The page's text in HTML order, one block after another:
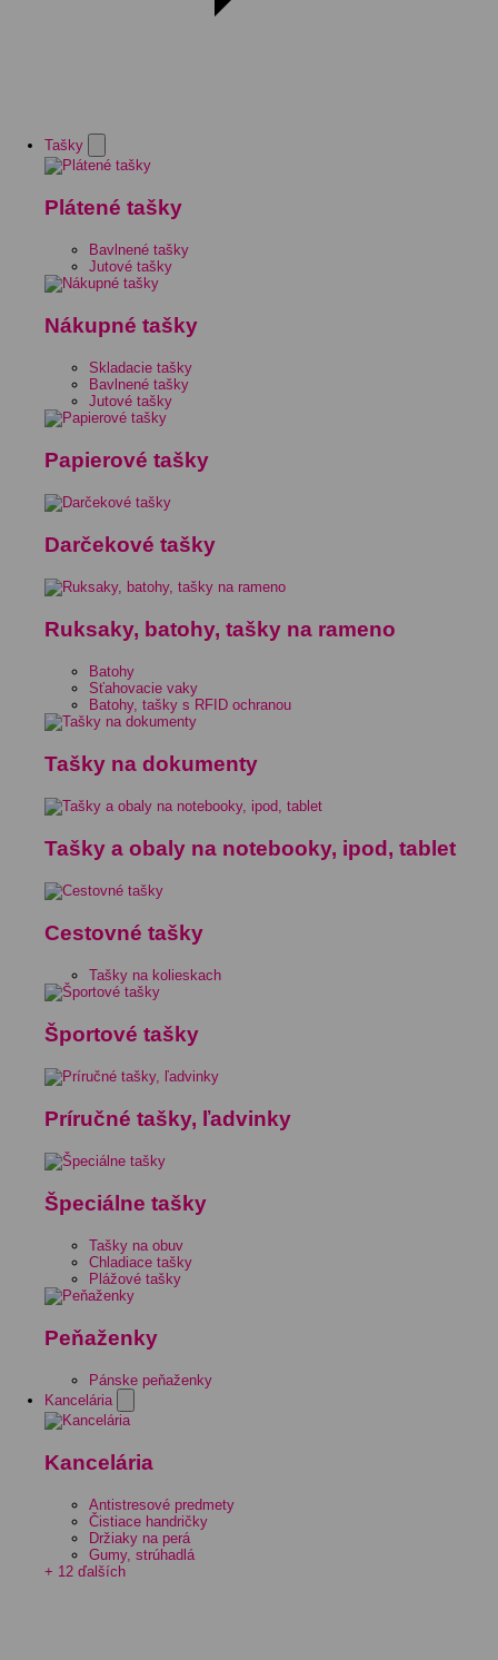
Tašky
Plátené tašky
Bavlnené tašky
Jutové tašky
Nákupné tašky
Skladacie tašky
Bavlnené tašky
Jutové tašky
Papierové tašky
Darčekové tašky
Ruksaky, batohy, tašky na rameno
Batohy
Sťahovacie vaky
Batohy, tašky s RFID ochranou
Tašky na dokumenty
Tašky a obaly na notebooky, ipod, tablet
Cestovné tašky
Tašky na kolieskach
Športové tašky
Príručné tašky, ľadvinky
Špeciálne tašky
Tašky na obuv
Chladiace tašky
Plážové tašky
Peňaženky
Pánske peňaženky
Kancelária
Kancelária
Antistresové predmety
Čistiace handričky
Držiaky na perá
Gumy, strúhadlá
+ 12 ďalších